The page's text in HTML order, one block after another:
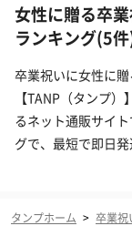
女性に贈る卒
ランキング(5
卒業祝いに女性に
【TANP（タンプ
るネット通販サイ
グで、最短で即日発
タンプホーム > 卒業祝